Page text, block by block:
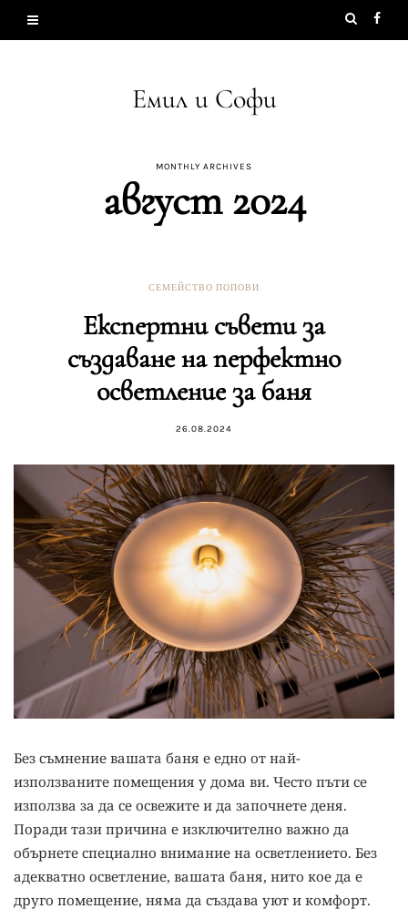
Емил и Софи
MONTHLY ARCHIVES
август 2024
СЕМЕЙСТВО ПОПОВИ
Експертни съвети за
създаване на перфектно
осветление за баня
26.08.2024
Без съмнение вашата баня е едно от най-
използваните помещения у дома ви. Често пъти се
използва за да се освежите и да започнете деня.
Поради тази причина е изключително важно да
обърнете специално внимание на осветлението. Без
адекватно осветление, вашата баня, нито кое да е
друго помещение, няма да създава уют и комфорт.